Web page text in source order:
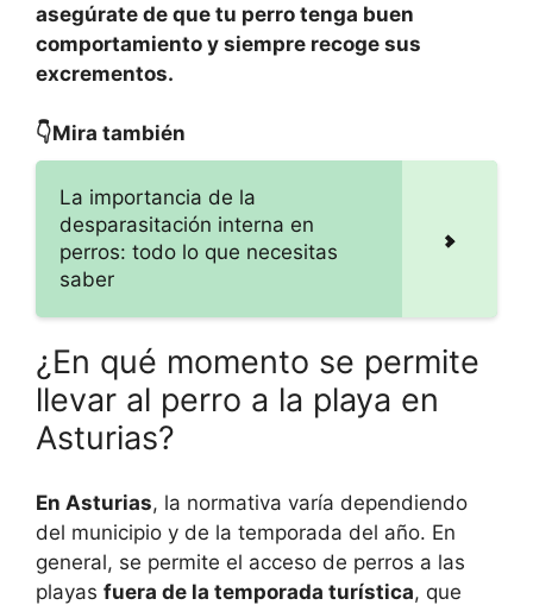
asegúrate de que tu perro tenga buen
comportamiento y siempre recoge sus
excrementos.
👇Mira también
La importancia de la
desparasitación interna en
perros: todo lo que necesitas
saber
¿En qué momento se permite
llevar al perro a la playa en
Asturias?
En Asturias, la normativa varía dependiendo
del municipio y de la temporada del año. En
general, se permite el acceso de perros a las
playas fuera de la temporada turística, que